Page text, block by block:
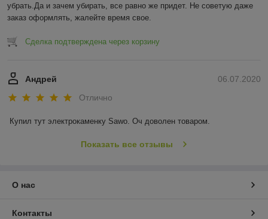
убрать.Да и зачем убирать, все равно же придет. Не советую даже
заказ оформлять, жалейте время свое.
Сделка подтверждена через корзину
06.07.2020
Андрей
Отлично
Купил тут электрокаменку Sawo. Оч доволен товаром.
Показать все отзывы
О нас
Контакты